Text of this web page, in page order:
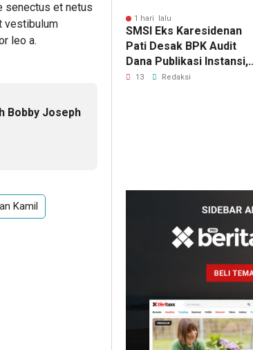
senectus et netus
vestibulum
leo a.
Bobby Joseph
Kamil
1 hari lalu
SMSI Eks Karesidenan
Pati Desak BPK Audit
Dana Publikasi Instansi,
Hanya untuk Perusahaan
13 Redaksi
DPMPTSP
Terlibat
Dugaan
Izin